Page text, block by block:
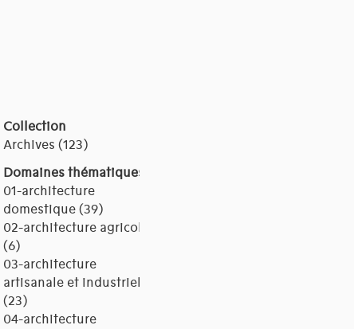
Collection
Archives (123)
Domaines thématiques
01-architecture
domestique (39)
02-architecture agricole
(6)
03-architecture
artisanale et industrielle
(23)
04-architecture